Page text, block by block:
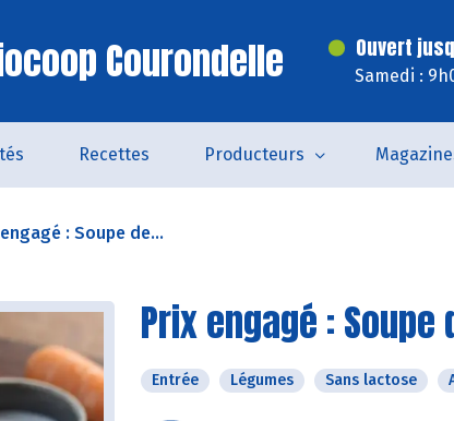
Courondelle Ouvert
Samedi :
Recettes Producteurs
: Soupe de...
Prix engagé :
Entrée Légumes Sans lactose